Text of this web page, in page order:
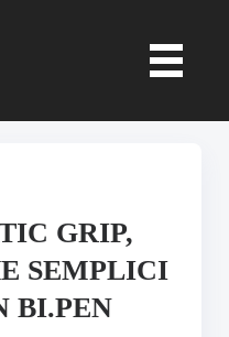
GRIP,
SEMPLICI
BI.PEN